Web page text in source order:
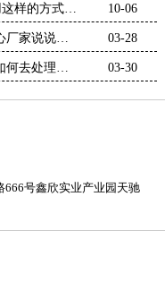
样的方式表
10-06
家说说看
03-28
去处理？-
03-30
号鑫欣实业产业园天驰